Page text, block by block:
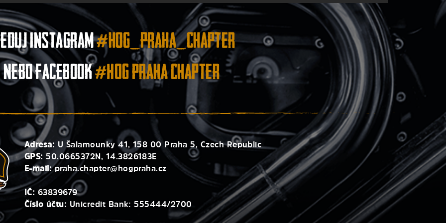
instagram#hog_praha_chapter
nebo facebook#HOG Praha Chapter
Adresa: U Šalamounky 41, 158 00 Praha 5, Czech Republic
GPS: 50.0665372N, 14.3826183E
E-mail:praha.chapter@hogpraha.cz
IČ: 63839679
Číslo účtu: Unicredit Bank: 555444/2700